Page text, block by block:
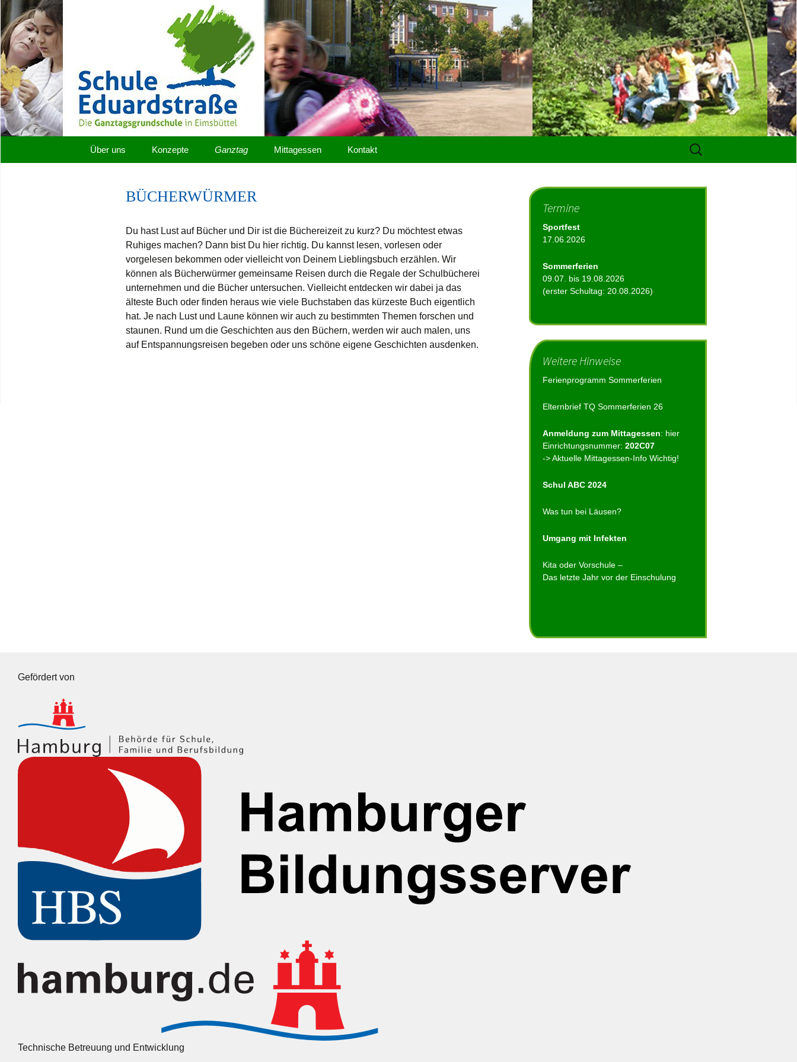
Zum
Inhalt
springen
Grundschule Eduardstraße
Hamburger Schulhomepages Website
Über uns Konzepte Ganztag Mittagessen Kontakt
Suchen
nach:
BÜCHERWÜRMER
Du hast Lust auf Bücher und Dir ist die Büchereizeit zu kurz? Du möchtest etwas
Ruhiges machen? Dann bist Du hier richtig. Du kannst lesen, vorlesen oder
vorgelesen bekommen oder vielleicht von Deinem Lieblingsbuch erzählen. Wir
können als Bücherwürmer gemeinsame Reisen durch die Regale der Schulbücherei
unternehmen und die Bücher untersuchen. Vielleicht entdecken wir dabei ja das
älteste Buch oder finden heraus wie viele Buchstaben das kürzeste Buch eigentlich
hat. Je nach Lust und Laune können wir auch zu bestimmten Themen forschen und
staunen. Rund um die Geschichten aus den Büchern, werden wir auch malen, uns
auf Entspannungsreisen begeben oder uns schöne eigene Geschichten ausdenken.
Termine
Sportfest
17.06.2026
Sommerferien
09.07. bis 19.08.2026
(erster Schultag: 20.08.2026)
Weitere Hinweise
Ferienprogramm Sommerferien
Elternbrief TQ Sommerferien 26
Anmeldung zum Mittagessen: hier
Einrichtungsnummer: 202C07
-> Aktuelle Mittagessen-Info Wichtig!
Schul ABC 2024
Was tun bei Läusen?
Umgang mit Infekten
Kita oder Vorschule –
Das letzte Jahr vor der Einschulung
Gefördert von
Technische Betreuung und Entwicklung